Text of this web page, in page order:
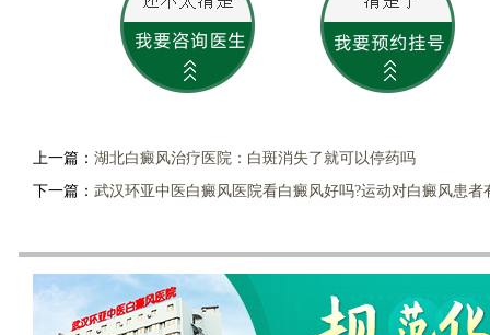
上一篇： 湖北白癜风治疗医院：白斑消失了就可以停药吗
下一篇： 武汉环亚中医白癜风医院看白癜风好吗?运动对白癜风患者